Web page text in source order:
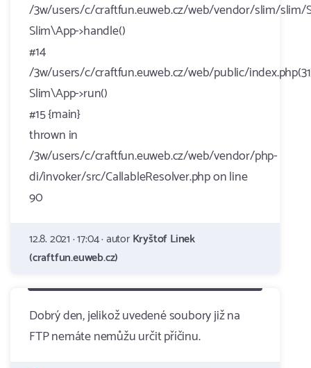
/3w/users/c/craftfun.euweb.cz/web/vendor/slim/slim/
Slim\App->handle()
#14
/3w/users/c/craftfun.euweb.cz/web/public/
Slim\App->run()
#15 {main}
thrown in
/3w/users/c/craftfun.euweb.cz/web/vendor/php-
di/invoker/src/CallableResolver.php on line
90
12.8. 2021 · 17:04 · autorKryštof Linek
(craftfun.euweb.cz)
Dobrý den, jelikož uvedené soubory již na
FTP nemáte nemůžu určit příčinu.